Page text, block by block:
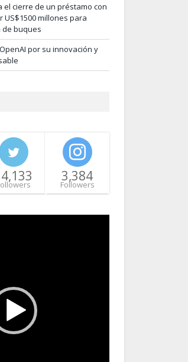
el cierre de un préstamo con
millones para
buques
por su innovación y
3,384
Followers